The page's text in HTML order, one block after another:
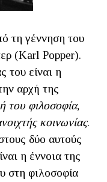
τη γέννηση του
(Karl Popper).
του είναι η
αρχή της
του φιλοσοφία,
κοινωνίας.
δύο αυτούς
η έννοια της
στη φιλοσοφία